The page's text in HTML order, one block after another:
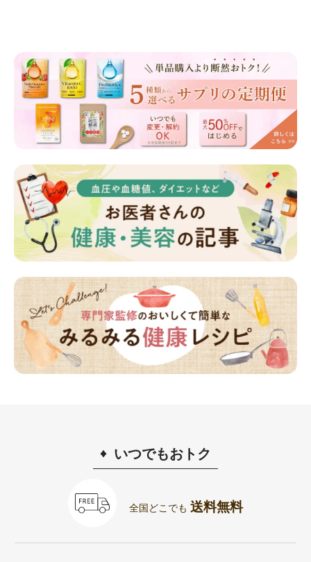
いつでもおトク
全国どこでも 送料無料